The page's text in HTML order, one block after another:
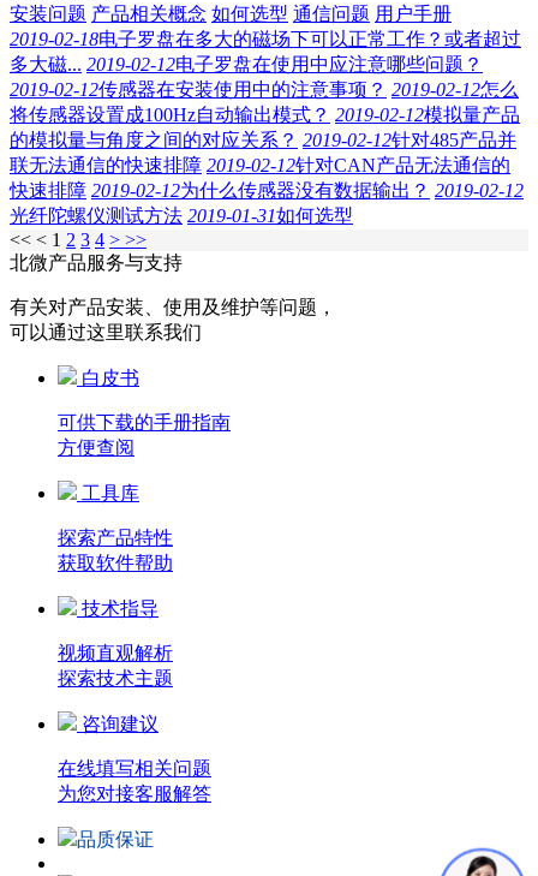
安装问题 产品相关概念 如何选型 通信问题 用户手册
2019-02-18电子罗盘在多大的磁场下可以正常工作？或者超过
多大磁... 2019-02-12电子罗盘在使用中应注意哪些问题？
2019-02-12传感器在安装使用中的注意事项？ 2019-02-12怎么
将传感器设置成100Hz自动输出模式？ 2019-02-12模拟量产品
的模拟量与角度之间的对应关系？ 2019-02-12针对485产品并
联无法通信的快速排障 2019-02-12针对CAN产品无法通信的
快速排障 2019-02-12为什么传感器没有数据输出？ 2019-02-12
光纤陀螺仪测试方法 2019-01-31如何选型
<< < 1 2 3 4 > >>
北微产品服务与支持
有关对产品安装、使用及维护等问题，
可以通过这里联系我们
白皮书
可供下载的手册指南
方便查阅
工具库
探索产品特性
获取软件帮助
技术指导
视频直观解析
探索技术主题
咨询建议
在线填写相关问题
为您对接客服解答
品质保证